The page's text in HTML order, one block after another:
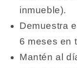
inmueble).
Demuestra
6 meses en
Mantén al